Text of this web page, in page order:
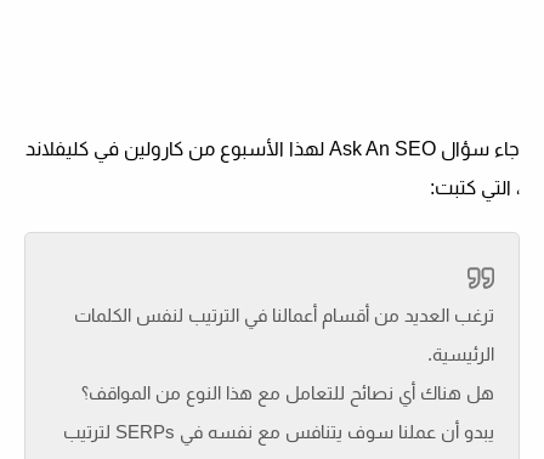
جاء سؤال Ask An SEO لهذا الأسبوع من كارولين في كليفلاند
، التي كتبت:
ترغب العديد من أقسام أعمالنا في الترتيب لنفس الكلمات
الرئيسية.
هل هناك أي نصائح للتعامل مع هذا النوع من المواقف؟
يبدو أن عملنا سوف يتنافس مع نفسه في SERPs لترتيب